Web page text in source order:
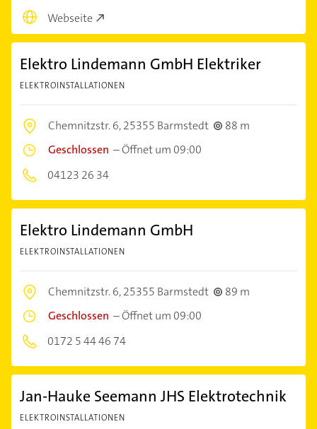
Webseite
Elektro Lindemann GmbH Elektriker
ELEKTROINSTALLATIONEN
Chemnitzstr. 6,25355 Barmstedt
88 m
Geschlossen –Öffnet um 09:00
04123 26 34
Elektro Lindemann GmbH
ELEKTROINSTALLATIONEN
Chemnitzstr. 6,25355 Barmstedt
89 m
Geschlossen –Öffnet um 09:00
0172 5 44 46 74
Jan-Hauke Seemann JHS Elektrotechnik
ELEKTROINSTALLATIONEN